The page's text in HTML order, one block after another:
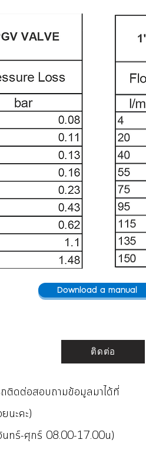
Download a manual
ติดต่อ
ติดต่อสอบถามข้อมูลมาได้ที่
นะคะ)
ทร์-ศุกร์ 08.00-17.00น)